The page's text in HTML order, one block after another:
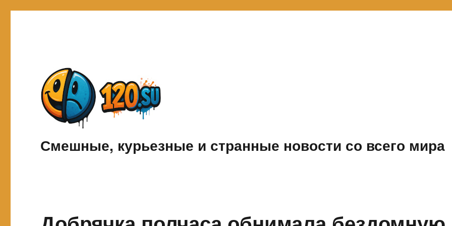
Смешные, курьезные и странные новости со всего мира